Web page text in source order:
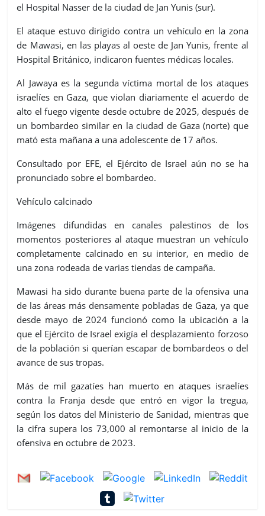
el Hospital Nasser de la ciudad de Jan Yunis (sur).
El ataque estuvo dirigido contra un vehículo en la zona
de Mawasi, en las playas al oeste de Jan Yunis, frente al
Hospital Británico, indicaron fuentes médicas locales.
Al Jawaya es la segunda víctima mortal de los ataques
israelíes en Gaza, que violan diariamente el acuerdo de
alto el fuego vigente desde octubre de 2025, después de
un bombardeo similar en la ciudad de Gaza (norte) que
mató esta mañana a una adolescente de 17 años.
Consultado por EFE, el Ejército de Israel aún no se ha
pronunciado sobre el bombardeo.
Vehículo calcinado
Imágenes difundidas en canales palestinos de los
momentos posteriores al ataque muestran un vehículo
completamente calcinado en su interior, en medio de
una zona rodeada de varias tiendas de campaña.
Mawasi ha sido durante buena parte de la ofensiva una
de las áreas más densamente pobladas de Gaza, ya que
desde mayo de 2024 funcionó como la ubicación a la
que el Ejército de Israel exigía el desplazamiento forzoso
de la población si querían escapar de bombardeos o del
avance de sus tropas.
Más de mil gazatíes han muerto en ataques israelíes
contra la Franja desde que entró en vigor la tregua,
según los datos del Ministerio de Sanidad, mientras que
la cifra supera los 73,000 al remontarse al inicio de la
ofensiva en octubre de 2023.